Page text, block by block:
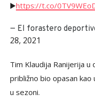
▶️https://t.co/
— El forastero
28, 2021
Tim Klaudija Ranijerija
približno bio opasan
u sezoni.